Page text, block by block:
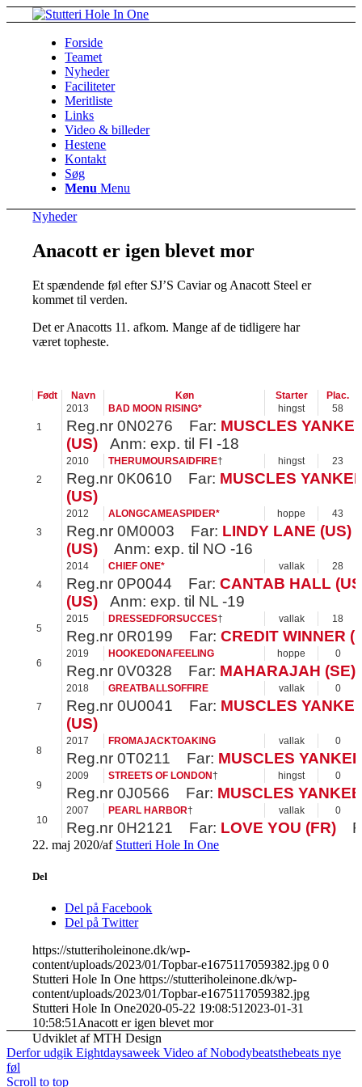
Forside
Teamet
Nyheder
Faciliteter
Meritliste
Links
Video & billeder
Hestene
Kontakt
Søg
Menu Menu
Nyheder
Anacott er igen blevet mor
Et spændende føl efter SJ’S Caviar og Anacott Steel er
kommet til verden.
Det er Anacotts 11. afkom. Mange af de tidligere har
været topheste.
Født Navn Køn Starter Plac.
1
2013 BAD MOON RISING* hingst 58
Reg.nr0N0276 Far: MUSCLES
(US)
Anm: exp. til FI -18
2
2010 THERUMOURSAIDFIRE† hingst 23
Reg.nr0K0610 Far: MUSCLES
(US)
3
2012 ALONGCAMEASPIDER* hoppe 43
Reg.nr0M0003 Far: LINDY LANE (US)
(US)
Anm: exp. til NO -16
4
2014 CHIEF ONE* vallak 28
Reg.nr0P0044 Far: CANTAB HALL
(US)
Anm: exp. til NL -19
5
2015 DRESSEDFORSUCCES† vallak 18
Reg.nr0R0199 Far: CREDIT WINNER
6
2019 HOOKEDONAFEELING hoppe 0
Reg.nr0V0328 Far: MAHARAJAH (SE)
7
2018 GREATBALLSOFFIRE vallak 0
Reg.nr0U0041 Far: MUSCLES
(US)
8
2017 FROMAJACKTOAKING vallak 0
Reg.nr0T0211 Far: MUSCLES
9
2009 STREETS OF LONDON† hingst 0
Reg.nr0J0566 Far: MUSCLES
10
2007 PEARL HARBOR† vallak 0
Reg.nr0H2121 Far: LOVE YOU (FR)
22. maj 2020/af Stutteri Hole In One
Del
Del på Facebook
Del på Twitter
https://stutteriholeinone.dk/wp-
content/uploads/2023/01/Topbar-e1675117059382.jpg 0 0
Stutteri Hole In One https://stutteriholeinone.dk/wp-
content/uploads/2023/01/Topbar-e1675117059382.jpg
Stutteri Hole In One2020-05-22 19:08:51 2023-01-31
10:58:51 Anacott er igen blevet mor
Udviklet af MTH Design
Derfor udgik Eightdaysaweek Video af Nobodybeatsthebeats nye
føl
Scroll to top